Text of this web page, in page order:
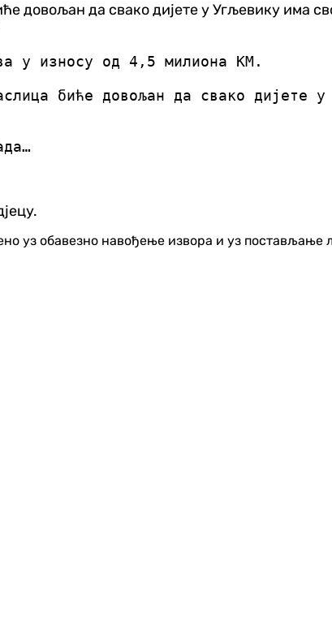
довољан да свако дијете у Угљевику има
у износу од 4,5 милиона КМ.
биће довољан да свако дијете
уз обавезно навођење извора и уз постављање